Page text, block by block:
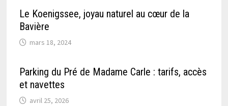
Le Koenigssee, joyau naturel au cœur de la
Bavière
mars 18, 2024
Parking du Pré de Madame Carle : tarifs, accès
et navettes
avril 25, 2026